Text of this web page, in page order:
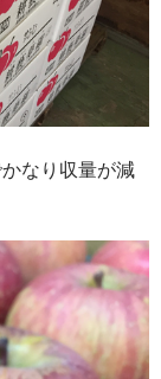
なり収量が減